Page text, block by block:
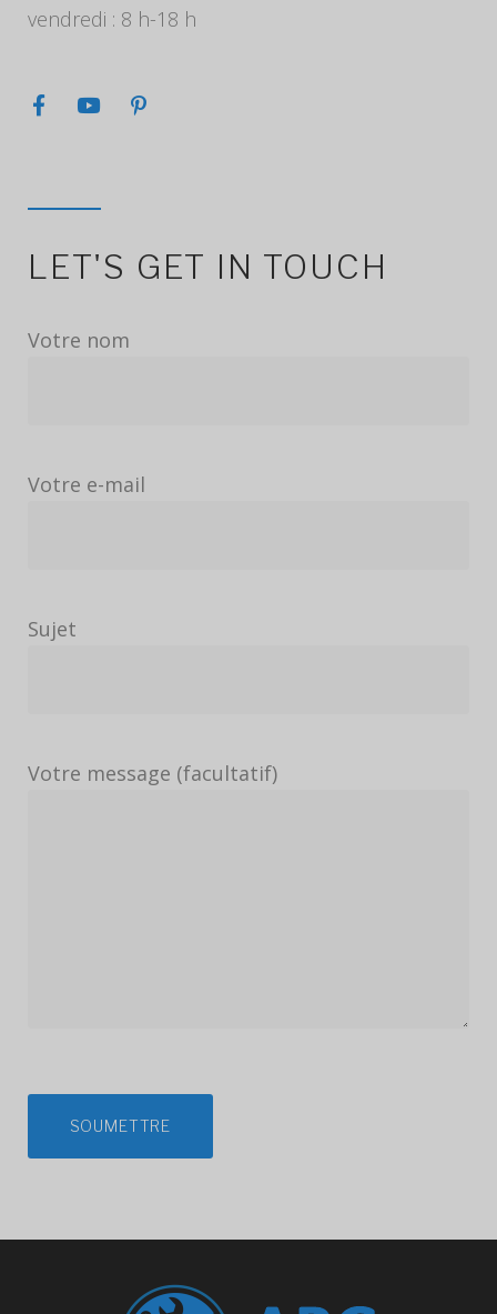
vendredi : 8 h-18 h
LET'S GET IN TOUCH
Votre nom
Votre e-mail
Sujet
Votre message (facultatif)